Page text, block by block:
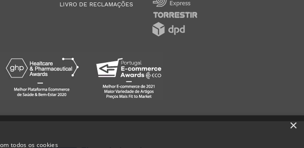
LIVRO DE RECLAMAÇÕES
×
todos os cookies